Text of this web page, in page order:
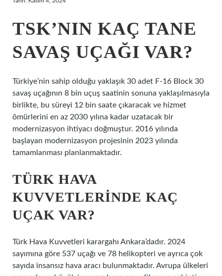
TSK’NIN KAÇ TANE
SAVAŞ UÇAĞI VAR?
Türkiye’nin sahip olduğu yaklaşık 30 adet F-16 Block 30
savaş uçağının 8 bin uçuş saatinin sonuna yaklaşılmasıyla
birlikte, bu süreyi 12 bin saate çıkaracak ve hizmet
ömürlerini en az 2030 yılına kadar uzatacak bir
modernizasyon ihtiyacı doğmuştur. 2016 yılında
başlayan modernizasyon projesinin 2023 yılında
tamamlanması planlanmaktadır.
TÜRK HAVA
KUVVETLERINDE KAÇ
UÇAK VAR?
Türk Hava Kuvvetleri karargahı Ankara’dadır. 2024
sayımına göre 537 uçağı ve 78 helikopteri ve ayrıca çok
sayıda insansız hava aracı bulunmaktadır. Avrupa ülkeleri